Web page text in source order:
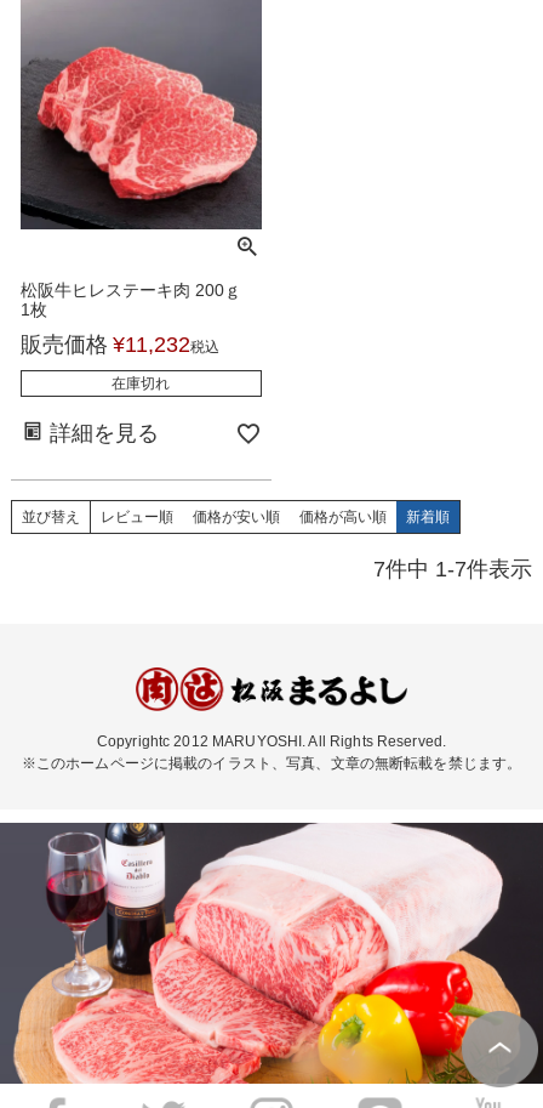
松阪牛ヒレステーキ肉 200ｇ
1枚
販売価格 ¥11,232税込
在庫切れ
詳細を見る
並び替え レビュー順 価格が安い順 価格が高い順 新着順
7件中 1-7件表示
Copyrightc 2012 MARUYOSHI. All Rights Reserved.
※このホームページに掲載のイラスト、写真、文章の無断転載を禁じます。